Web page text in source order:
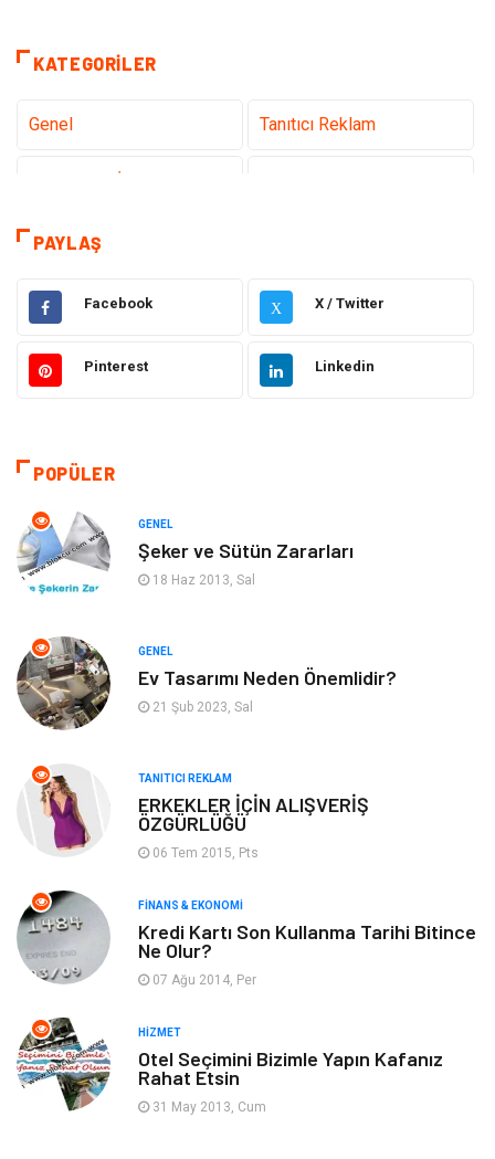
KATEGORILER
Genel Tanıtıcı Reklam
Hizmet
Hukuk Elektrik Elektronik
Güzellik & Bakım Moda
Giyim
Otomotiv
Gıda
Gayrimenkul
Anne & Çocuk Müzik
Tatil Genel Kültür
Emlak
Ev İşleri
Gençlik & Eğlence
Sigorta
Mobilya
PAYLAŞ
Facebook X X / Twitter
Pinterest Linkedin
POPÜLER
GENEL
Şeker ve Sütün Zararları
18 Haz 2013, Sal
GENEL
Ev Tasarımı Neden Önemlidir?
21 Şub 2023, Sal
TANITICI REKLAM
ERKEKLER İÇİN ALIŞVERİŞ
ÖZGÜRLÜĞÜ
06 Tem 2015, Pts
FINANS & EKONOMI
Kredi Kartı Son Kullanma Tarihi Bitince
Ne Olur?
07 Ağu 2014, Per
HIZMET
Otel Seçimini Bizimle Yapın Kafanız
Rahat Etsin
31 May 2013, Cum